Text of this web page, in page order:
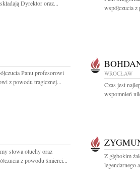
Dyrektor oraz...
współczucia
Panu profesorowi
z powodu tragicznej...
WROCŁAW
Czas jest
wspomnień
słowa otuchy oraz
z powodu śmierci...
Z głębokim
legendarnego